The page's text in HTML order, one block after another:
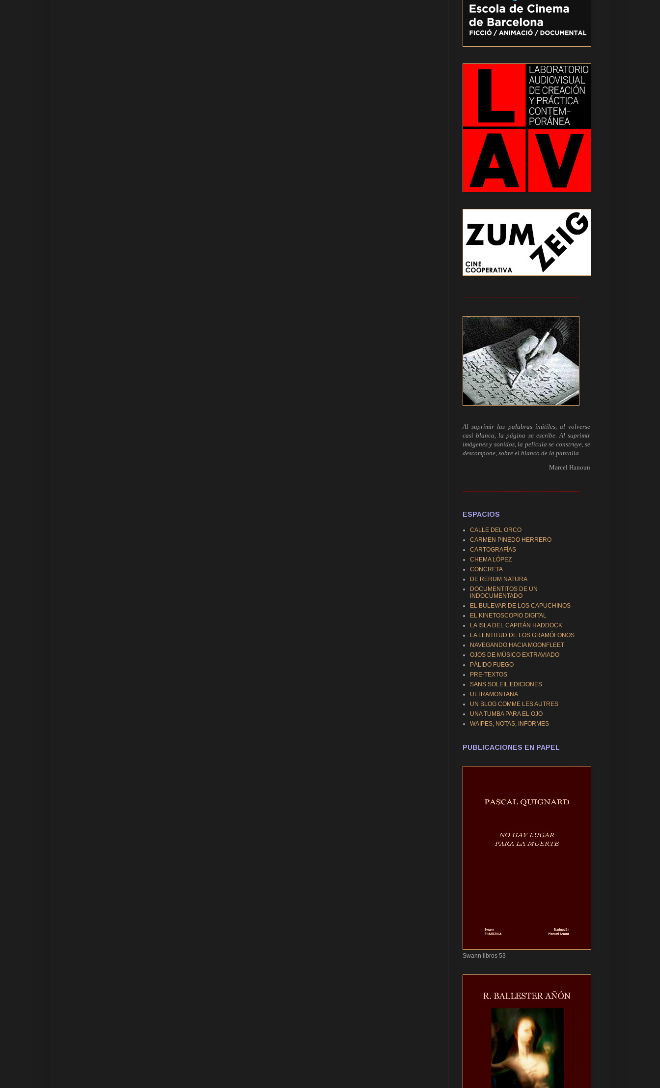
------------------------------------------------------------
Al suprimir las palabras inútiles, al volverse
casi blanca, la página se escribe. Al suprimir
imágenes y sonidos, la película se construye, se
descompone, sobre el blanco de la pantalla.
Marcel Hanoun
------------------------------------------------------------
ESPACIOS
CALLE DEL ORCO
CARMEN PINEDO HERRERO
CARTOGRAFÍAS
CHEMA LÓPEZ
CONCRETA
DE RERUM NATURA
DOCUMENTITOS DE UN
INDOCUMENTADO
EL BULEVAR DE LOS CAPUCHINOS
EL KINETOSCOPIO DIGITAL
LA ISLA DEL CAPITÁN HADDOCK
LA LENTITUD DE LOS GRAMÓFONOS
NAVEGANDO HACIA MOONFLEET
OJOS DE MÚSICO EXTRAVIADO
PÁLIDO FUEGO
PRE-TEXTOS
SANS SOLEIL EDICIONES
ULTRAMONTANA
UN BLOG COMME LES AUTRES
UNA TUMBA PARA EL OJO
WAIPES, NOTAS, INFORMES
PUBLICACIONES EN PAPEL
Swann libros 53